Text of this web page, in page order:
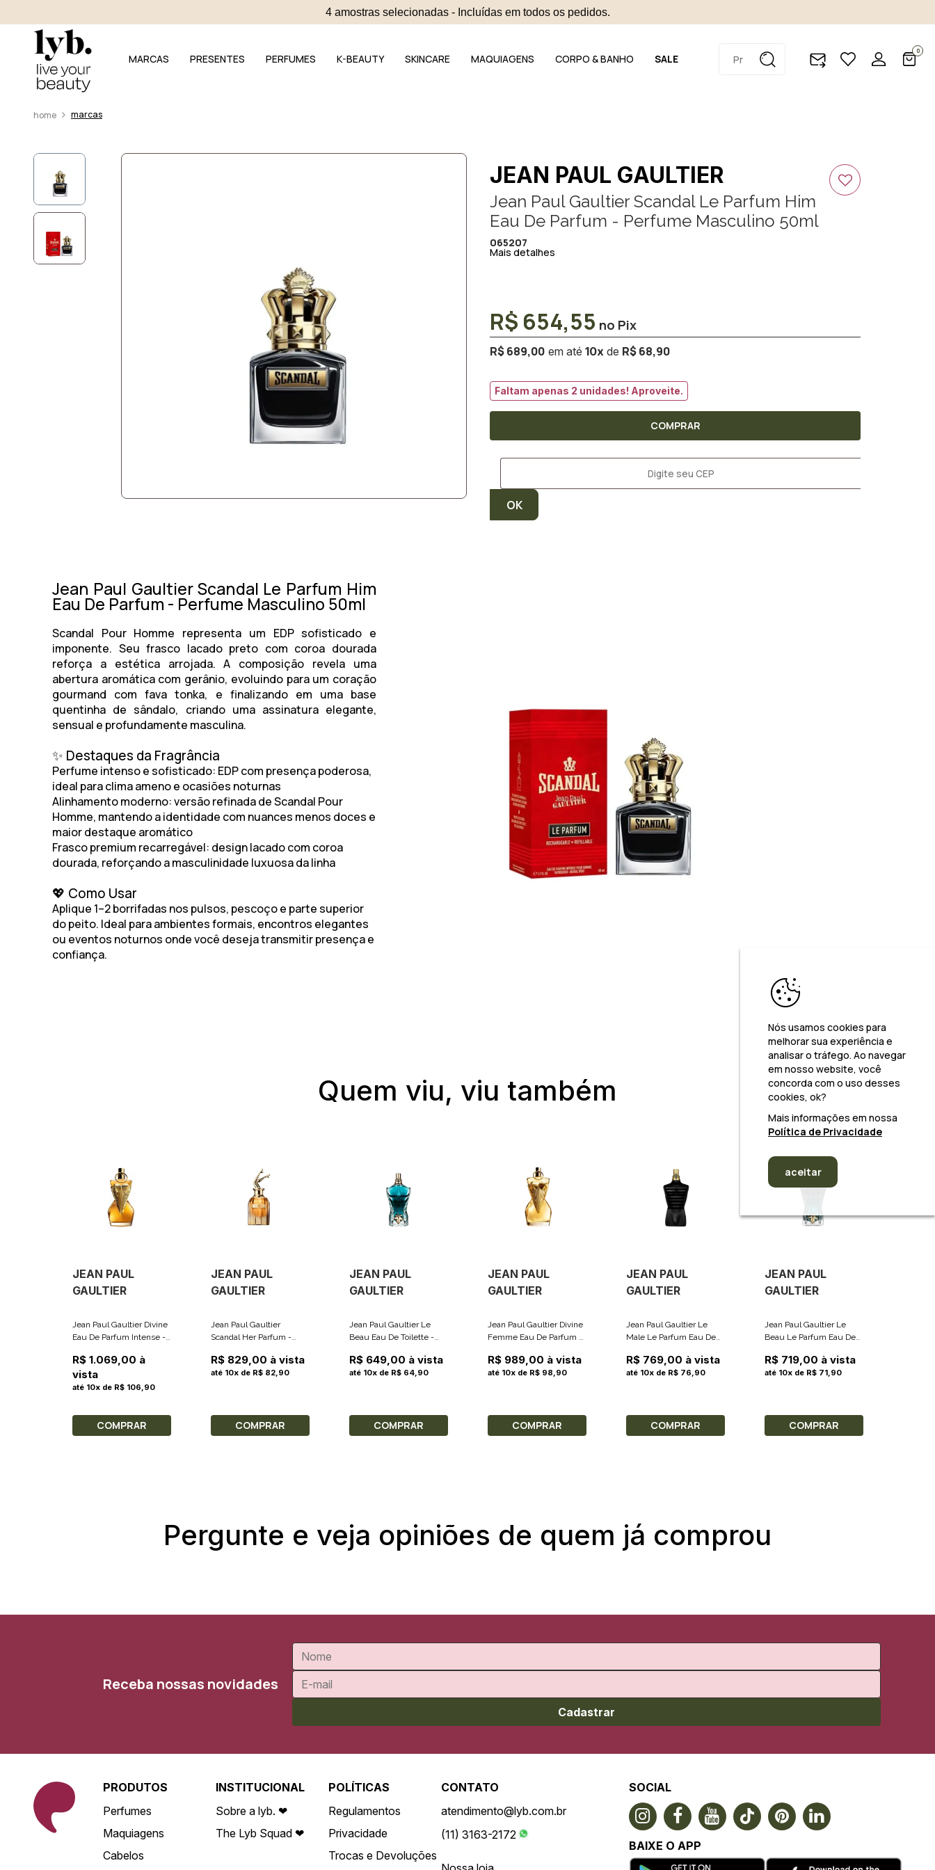
4 amostras selecionadas - Incluídas em todos os pedidos.
MARCAS PRESENTES PERFUMES K-BEAUTY SKINCARE MAQUIAGENS CORPO & BANHO SALE
0
marcas
JEAN PAUL GAULTIER
Jean Paul Gaultier Scandal Le Parfum Him
Eau De Parfum - Perfume Masculino 50ml
065207
Mais detalhes
R$ 689,00 10x R$ 68,90
R$ 654,55
Faltam apenas 2 unidades! Aproveite.
COMPRAR
Jean Paul Gaultier Scandal Le Parfum Him
Eau De Parfum - Perfume Masculino 50ml
Scandal Pour Homme representa um EDP sofisticado e
imponente. Seu frasco lacado preto com coroa dourada
reforça a estética arrojada. A composição revela uma
abertura aromática com gerânio, evoluindo para um coração
gourmand comfava tonka, e finalizando em uma base
quentinha desândalo, criando uma assinatura elegante,
sensual e profundamente masculina.
✨ Destaques da Fragrância
Perfume intenso e sofisticado: EDP com presença poderosa,
ideal para clima ameno e ocasiões noturnas
Alinhamento moderno:versão refinada deScandal Pour
Homme, mantendo a identidade com nuances menos doces e
maior destaque aromático
Frasco premium recarregável: design lacado com coroa
dourada, reforçando a masculinidade luxuosa da linha
💖 Como Usar
Aplique 1–2 borrifadas nos pulsos, pescoço e parte superior
do peito. Ideal para ambientes formais, encontros elegantes
ou eventos noturnos onde você deseja transmitir presença e
confiança.
Quem viu, viu também
JEAN PAUL
GAULTIER
Jean Paul Gaultier Divine
Eau De Parfum Intense -
R$ 1.069,00 à
vista
até 10x de R$ 106,90
COMPRAR
JEAN PAUL
GAULTIER
Jean Paul Gaultier
Scandal Her Parfum -
R$ 829,00 à vista
até 10x de R$ 82,90
COMPRAR
JEAN PAUL
GAULTIER
Jean Paul Gaultier Le
Beau Eau De Toilette -
R$ 649,00 à vista
até 10x de R$ 64,90
COMPRAR
JEAN PAUL
GAULTIER
Jean Paul Gaultier Divine
Femme Eau De Parfum -
R$ 989,00 à vista
até 10x de R$ 98,90
COMPRAR
JEAN PAUL
GAULTIER
Jean Paul Gaultier Le
Male Le Parfum Eau De
Masculino 125ml
R$ 769,00 à vista
até 10x de R$ 76,90
COMPRAR
JEAN PAUL
GAULTIER
Jean Paul Gaultier Le
Beau Le Parfum Eau De
Masculino 75ml
R$ 719,00 à vista
até 10x de R$ 71,90
COMPRAR
Pergunte e veja opiniões de quem já comprou
Receba nossas novidades
Cadastrar
PRODUTOS
Perfumes
Maquiagens
Cabelos
INSTITUCIONAL
Sobre a lyb. ❤
The Lyb Squad ❤
POLÍTICAS
Regulamentos
Privacidade
Trocas e Devoluções
CONTATO
atendimento@lyb.com.br
(11) 3163-2172
SOCIAL
BAIXE O APP
Nós usamos cookies para
melhorar sua experiência e
analisar o tráfego. Ao navegar
em nosso website, você
concorda com o uso desses
cookies, ok?
Mais informações em nossa
Política de Privacidade
aceitar